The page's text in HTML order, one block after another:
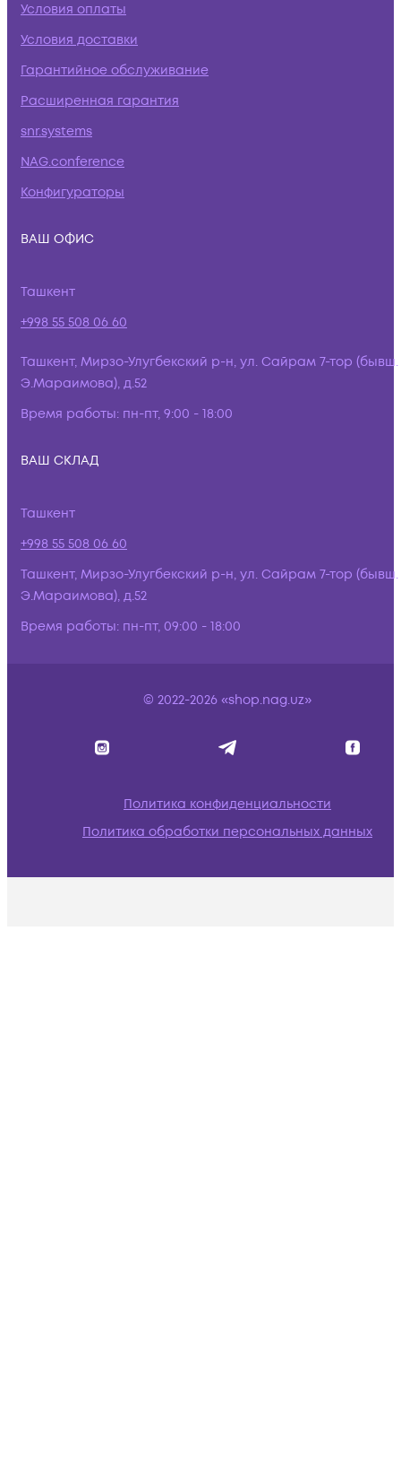
Условия оплаты
Условия доставки
Гарантийное обслуживание
Расширенная гарантия
snr.systems
NAG.conference
Конфигураторы
ВАШ ОФИС
Ташкент
+998 55 508 06 60
Ташкент, Мирзо-Улугбекский р-н, ул. Сайрам 7-тор (бывш.
Э.Мараимова), д.52
Время работы: пн-пт, 9:00 - 18:00
ВАШ СКЛАД
Ташкент
+998 55 508 06 60
Ташкент, Мирзо-Улугбекский р-н, ул. Сайрам 7-тор (бывш.
Э.Мараимова), д.52
Время работы: пн-пт, 09:00 - 18:00
© 2022-2026 «shop.nag.uz»
Политика конфиденциальности
Политика обработки персональных данных